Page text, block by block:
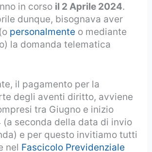
in corso il 2 Aprile 2024.
dunque, bisognava aver
personalmente o mediante
la domanda telematica
il pagamento per la
degli aventi diritto, avviene
tra Giugno e inizio
(a seconda della data di invio
e per questo invitiamo tutti
nel Fascicolo Previdenziale